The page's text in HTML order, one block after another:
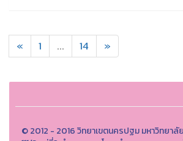
« 1 ... 14 »
© 2012 - 2016 วิทยาเขตนครปฐม มหาวิทยา